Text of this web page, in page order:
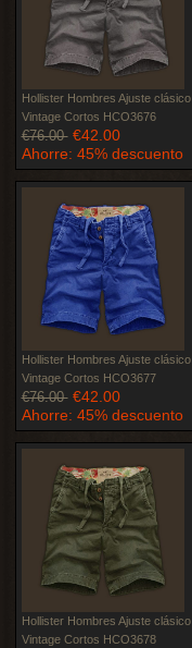
Hollister Hombres Ajuste clásico
Vintage Cortos HCO3676
€76.00 €42.00
Ahorre: 45% descuento
Hollister Hombres Ajuste clásico
Vintage Cortos HCO3677
€76.00 €42.00
Ahorre: 45% descuento
Hollister Hombres Ajuste clásico
Vintage Cortos HCO3678